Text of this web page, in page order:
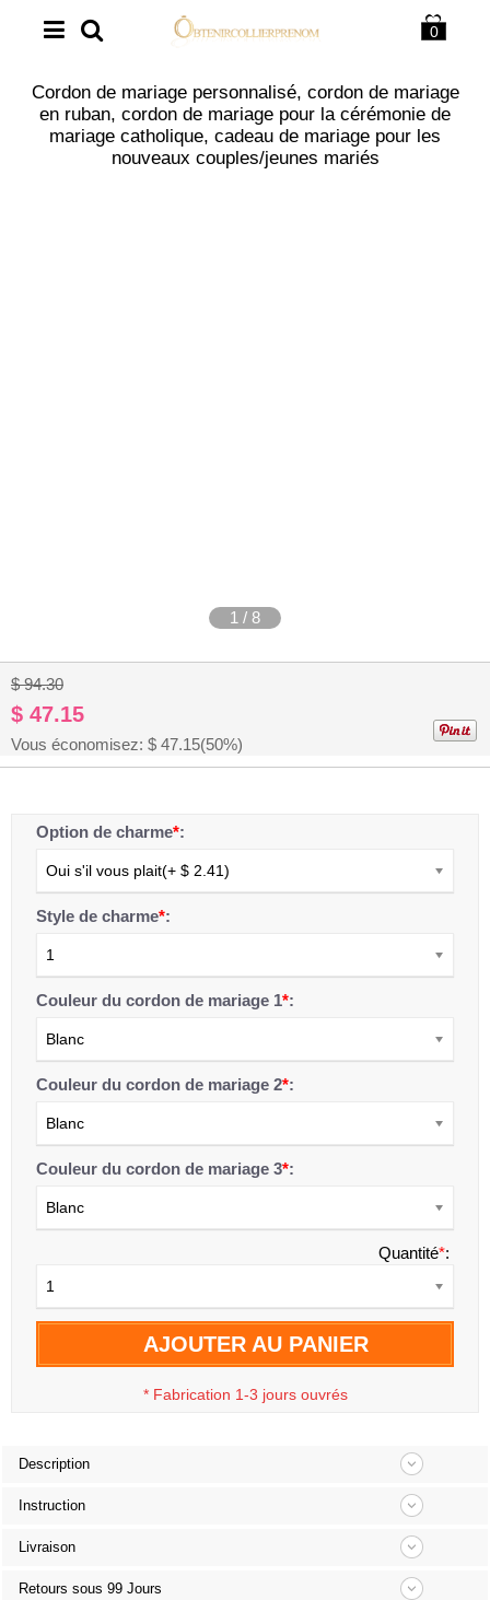
0
Cordon de mariage personnalisé, cordon de mariage
en ruban, cordon de mariage pour la cérémonie de
mariage catholique, cadeau de mariage pour les
nouveaux couples/jeunes mariés
1 / 8
$ 94.30
$ 47.15
Vous économisez: $ 47.15(50%)
Option de charme*:
Oui s'il vous plait(+ $ 2.41)
Style de charme*:
1
Couleur du cordon de mariage 1*:
Blanc
Couleur du cordon de mariage 2*:
Blanc
Couleur du cordon de mariage 3*:
Blanc
Quantité*:
1
AJOUTER AU PANIER
* Fabrication 1-3 jours ouvrés
Description
Instruction
Livraison
Retours sous 99 Jours